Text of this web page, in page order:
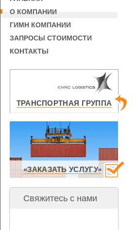
О КОМПАНИИ
ГИМН КОМПАНИИ
ЗАПРОСЫ СТОИМОСТИ
КОНТАКТЫ
ТРАНСПОРТНАЯ ГРУППА
«ЗАКАЗАТЬ УСЛУГУ»
Свяжитесь с нами